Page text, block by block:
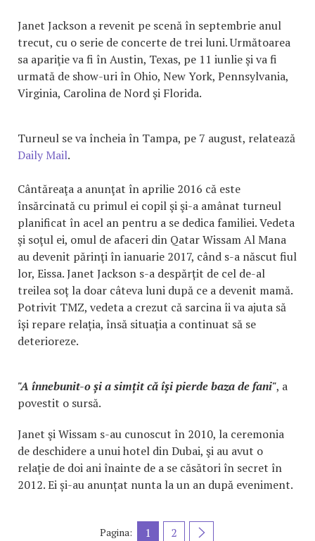
Janet Jackson a revenit pe scenă în septembrie anul
trecut, cu o serie de concerte de trei luni. Următoarea
sa apariţie va fi în Austin, Texas, pe 11 iunlie şi va fi
urmată de show-uri în Ohio, New York, Pennsylvania,
Virginia, Carolina de Nord şi Florida.
Turneul se va încheia în Tampa, pe 7 august, relatează
Daily Mail.
Cântăreaţa a anunţat în aprilie 2016 că este
însărcinată cu primul ei copil şi şi-a amânat turneul
planificat în acel an pentru a se dedica familiei. Vedeta
şi soţul ei, omul de afaceri din Qatar Wissam Al Mana
au devenit părinţi în ianuarie 2017, când s-a născut fiul
lor, Eissa. Janet Jackson s-a despărțit de cel de-al
treilea soț la doar câteva luni după ce a devenit mamă.
Potrivit TMZ, vedeta a crezut că sarcina îi va ajuta să
își repare relația, însă situația a continuat să se
deterioreze.
"A înnebunit-o și a simțit că își pierde baza de fani", a
povestit o sursă.
Janet şi Wissam s-au cunoscut în 2010, la ceremonia
de deschidere a unui hotel din Dubai, şi au avut o
relaţie de doi ani înainte de a se căsători în secret în
2012. Ei și-au anunțat nunta la un an după eveniment.
Pagina: 1 2